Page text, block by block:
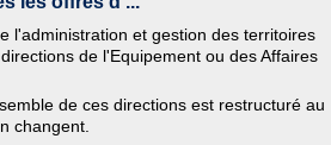
l'administration et gestion des territoires
de l'Equipement ou des Affaires
de ces directions est restructuré au
changent.